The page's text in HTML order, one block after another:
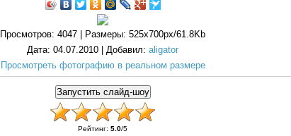
Просмотров: 4047 | Размеры: 525x700px/61.8Kb
Дата: 04.07.2010 | Добавил:aligator
Просмотреть фотографию в реальном размере
Рейтинг:5.0/5